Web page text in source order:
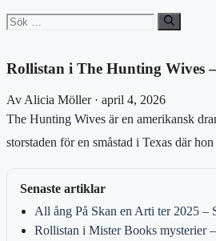
Sök
efter:
Rollistan i The Hunting Wives
Av Alicia Möller · april 4, 2026
The Hunting Wives är en amerikansk
storstaden för en småstad i Texas där
Senaste artiklar
All ång På Skan en Arti ter 2025 –
Rollistan i Mister Books mysterier